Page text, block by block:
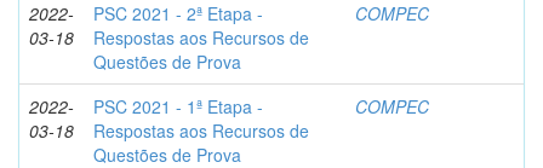
2022-
03-18
PSC 2021 - 2ª Etapa -
Respostas aos Recursos de
Questões de Prova
COMPEC
2022-
03-18
PSC 2021 - 1ª Etapa -
Respostas aos Recursos de
Questões de Prova
COMPEC